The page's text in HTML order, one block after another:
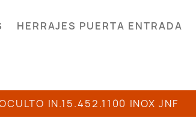
HERRAJES PUERTA ENTRADA
IN.15.452.1100 INOX JNF